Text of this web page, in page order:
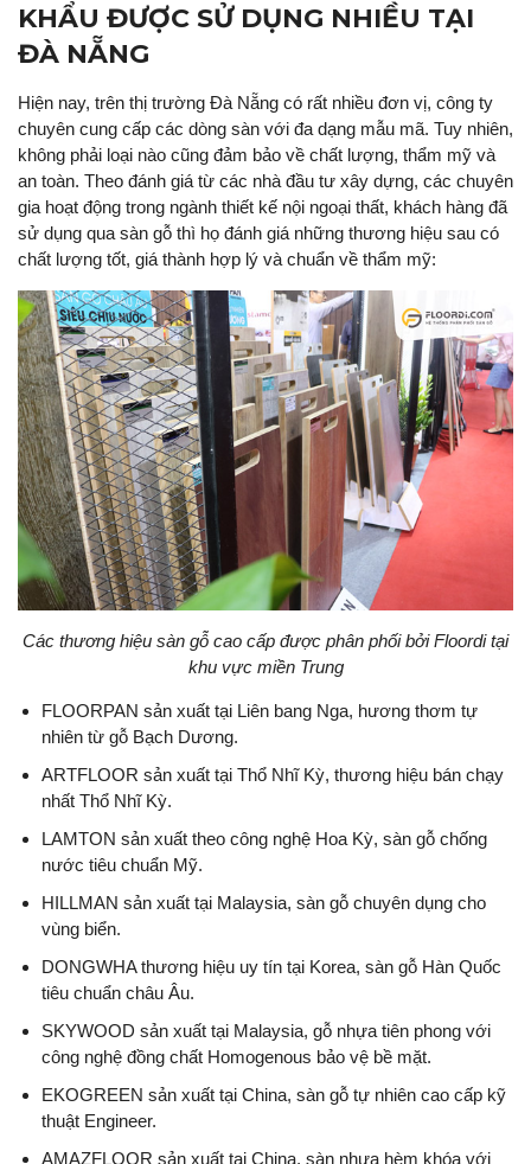
KHẨU ĐƯỢC SỬ DỤNG NHIỀU TẠI
ĐÀ NẴNG
Hiện nay, trên thị trường Đà Nẵng có rất nhiều đơn vị, công ty
chuyên cung cấp các dòng sàn với đa dạng mẫu mã. Tuy nhiên,
không phải loại nào cũng đảm bảo về chất lượng, thẩm mỹ và
an toàn. Theo đánh giá từ các nhà đầu tư xây dựng, các chuyên
gia hoạt động trong ngành thiết kế nội ngoại thất, khách hàng đã
sử dụng qua sàn gỗ thì họ đánh giá những thương hiệu sau có
chất lượng tốt, giá thành hợp lý và chuẩn về thẩm mỹ:
Các thương hiệu sàn gỗ cao cấp được phân phối bởi Floordi tại
khu vực miền Trung
FLOORPAN sản xuất tại Liên bang Nga, hương thơm tự
nhiên từ gỗ Bạch Dương.
ARTFLOOR sản xuất tại Thổ Nhĩ Kỳ, thương hiệu bán chạy
nhất Thổ Nhĩ Kỳ.
LAMTON sản xuất theo công nghệ Hoa Kỳ, sàn gỗ chống
nước tiêu chuẩn Mỹ.
HILLMAN sản xuất tại Malaysia, sàn gỗ chuyên dụng cho
vùng biển.
DONGWHA thương hiệu uy tín tại Korea, sàn gỗ Hàn Quốc
tiêu chuẩn châu Âu.
SKYWOOD sản xuất tại Malaysia, gỗ nhựa tiên phong với
công nghệ đồng chất Homogenous bảo vệ bề mặt.
EKOGREEN sản xuất tại China, sàn gỗ tự nhiên cao cấp kỹ
thuật Engineer.
AMAZFLOOR sản xuất tại China, sàn nhựa hèm khóa với